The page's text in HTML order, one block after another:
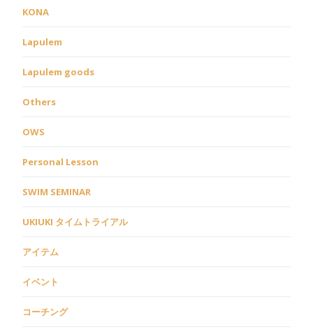
KONA
Lapulem
Lapulem goods
Others
OWS
Personal Lesson
SWIM SEMINAR
UKIUKI タイムトライアル
アイテム
イベント
コーチング